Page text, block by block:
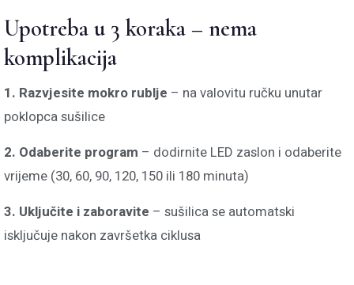
Upotreba u 3 koraka – nema
komplikacija
1. Razvjesite mokro rublje – na valovitu ručku unutar
poklopca sušilice
2. Odaberite program – dodirnite LED zaslon i odaberite
vrijeme (30, 60, 90, 120, 150 ili 180 minuta)
3. Uključite i zaboravite – sušilica se automatski
isključuje nakon završetka ciklusa